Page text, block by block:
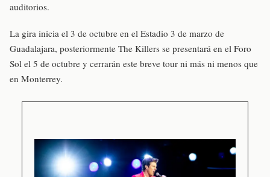
auditorios.
La gira inicia el 3 de octubre en el Estadio 3 de marzo de
Guadalajara, posteriormente The Killers se presentará en el Foro
Sol el 5 de octubre y cerrarán este breve tour ni más ni menos que
en Monterrey.